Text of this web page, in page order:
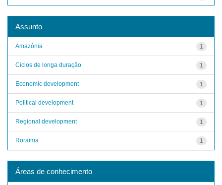
Assunto
1
Amazônia
1
Ciclos de longa duração
1
Economic development
1
Political development
1
Regional development
1
Roraima
Áreas de conhecimento